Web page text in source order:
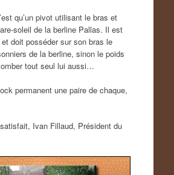
qu’un pivot utilisant le bras et
soleil de la berline Pallas. Il est
doit posséder sur son bras le
de la berline, sinon le poids
tout seul lui aussi…
permanent une paire de chaque,
Ivan Fillaud, Président du